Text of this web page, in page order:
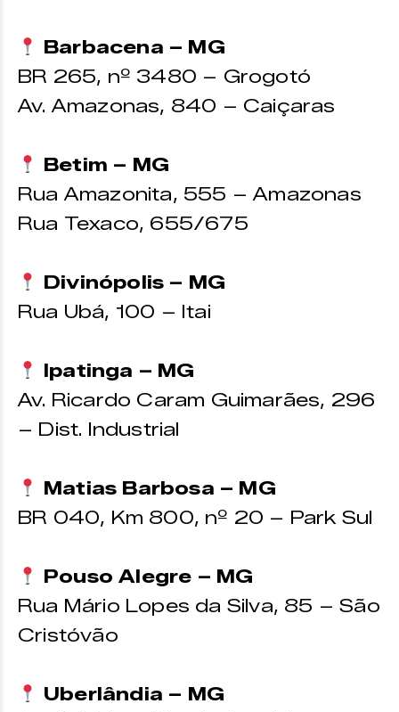
Barbacena – MG
BR 265, nº 3480 – Grogotó
Av. Amazonas, 840 – Caiçaras
Betim – MG
Rua Amazonita, 555 – Amazonas
Rua Texaco, 655/675
Divinópolis – MG
Rua Ubá, 100 – Itai
Ipatinga – MG
Av. Ricardo Caram Guimarães, 296
– Dist. Industrial
Matias Barbosa – MG
BR 040, Km 800, nº 20 – Park Sul
Pouso Alegre – MG
Rua Mário Lopes da Silva, 85 – São
Cristóvão
Uberlândia – MG